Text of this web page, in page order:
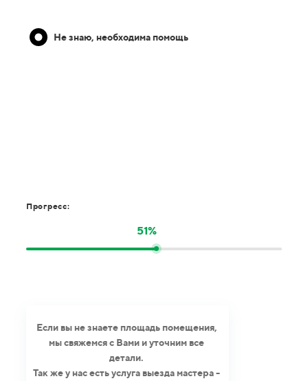
Не знаю, необходима помощь
Прогресс:
51%
Если вы не знаете площадь помещения,
мы свяжемся с Вами и уточним все
детали.
Так же у нас есть услуга выезда мастера -